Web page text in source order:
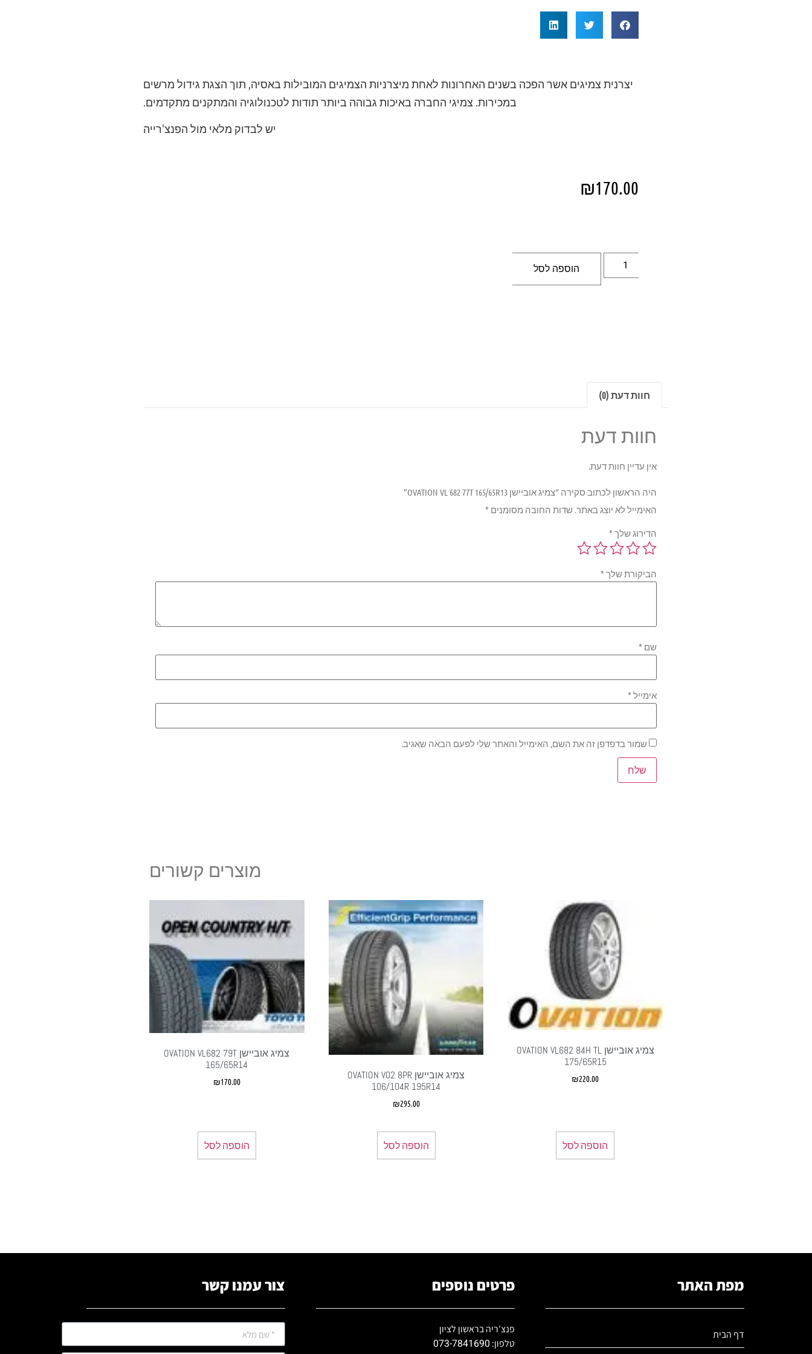
יצרנית צמיגים אשר הפכה בשנים האחרונות לאחת מיצרניות הצמיגים המובילות באסיה, תוך הצגת גידול מרשים
במכירות. צמיגי החברה באיכות גבוהה ביותר תודות לטכנולוגיה והמתקנים מתקדמים.
יש לבדוק מלאי מול הפנצ'רייה
₪170.00
הוספה לסל
חוות דעת (0)
חוות דעת
אין עדיין חוות דעת.
היה הראשון לכתוב סקירה “צמיג אוביישן OVATION VL 682 77T 165/65R13”
האימייל לא יוצג באתר. שדות החובה מסומנים *
הדירוג שלך *
הביקורת שלך *
שם *
אימייל *
שמור בדפדפן זה את השם, האימייל והאתר שלי לפעם הבאה שאגיב.
מוצרים קשורים
צמיג אוביישן OVATION VL682 84H TL
175/65R15
₪220.00
הוספה לסל
צמיג אוביישן OVATION V02 8PR
106/104R 195R14
₪295.00
הוספה לסל
צמיג אוביישן OVATION VL682 79T
165/65R14
₪170.00
הוספה לסל
מפת האתר
דף הבית
פרטים נוספים
פנצ'ריה בראשון לציון
טלפון:073-7841690
צור עמנו קשר